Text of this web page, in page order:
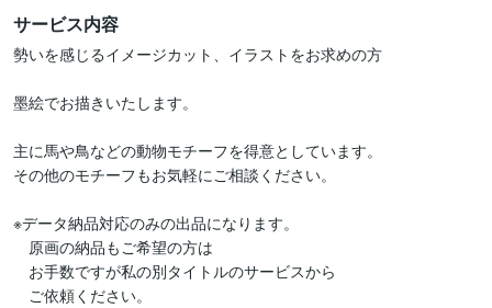
サービス内容
勢いを感じるイメージカット、イラストをお求めの方
墨絵でお描きいたします。
主に馬や鳥などの動物モチーフを得意としています。
その他のモチーフもお気軽にご相談ください。
※データ納品対応のみの出品になります。
原画の納品もご希望の方は
お手数ですが私の別タイトルのサービスから
ご依頼ください。